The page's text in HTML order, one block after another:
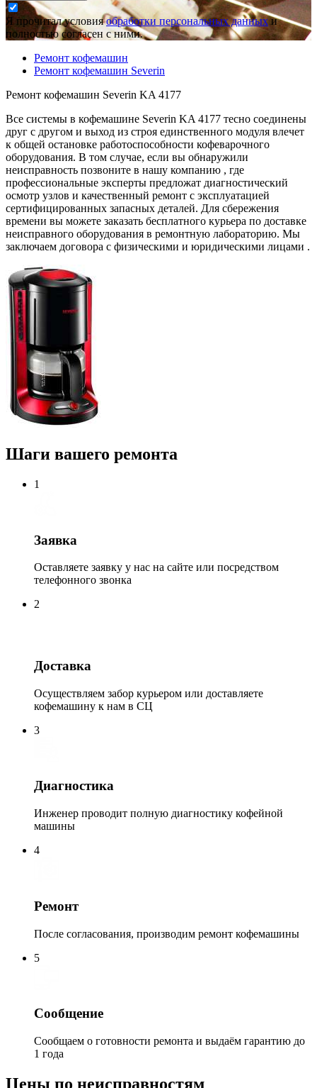
Я прочитал условияобработки персональных данныхи
полностью согласен с ними.
Ремонт кофемашин
Ремонт кофемашин Severin
Ремонт кофемашин Severin KA 4177
Все системы в кофемашине Severin KA 4177 тесно соединены
друг с другом и выход из строя единственного модуля влечет
к общей остановке работоспособности кофеварочного
оборудования. В том случае, если вы обнаружили
неисправность позвоните в нашу компанию , где
профессиональные эксперты предложат диагностический
осмотр узлов и качественный ремонт с эксплуатацией
сертифицированных запасных деталей. Для сбережения
времени вы можете заказать бесплатного курьера по доставке
неисправного оборудования в ремонтную лабораторию. Мы
заключаем договора с физическими и юридическими лицами .
Шаги вашего ремонта
1
Заявка
Оставляете заявку у нас на сайте или посредством
телефонного звонка
2
Доставка
Осуществляем забор курьером или доставляете
кофемашину к нам в СЦ
3
Диагностика
Инженер проводит полную диагностику кофейной
машины
4
Ремонт
После согласования, производим ремонт кофемашины
5
Сообщение
Сообщаем о готовности ремонта и выдаём гарантию до
1 года
Цены по неисправностям